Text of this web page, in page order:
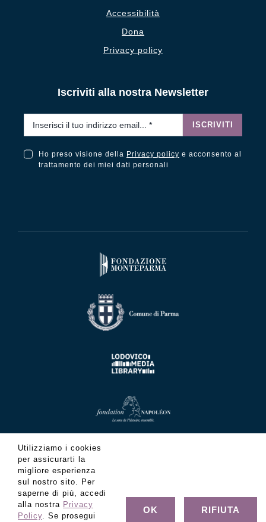
Accessibilità
Dona
Privacy policy
Iscriviti alla nostra Newsletter
ISCRIVITI
Ho preso visione della Privacy policy e acconsento al
trattamento dei miei dati personali
Utilizziamo i cookies
per assicurarti la
migliore esperienza
sul nostro sito. Per
saperne di più, accedi
alla nostra Privacy
Policy. Se prosegui
OK RIFIUTA